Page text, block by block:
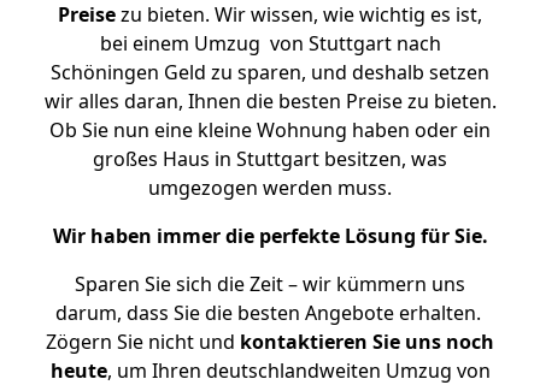
Preisezu bieten. Wir wissen, wie wichtig es ist,
bei einem Umzug von Stuttgart nach
Schöningen Geld zu sparen, und deshalb setzen
wir alles daran, Ihnen die besten Preise zu bieten.
Ob Sie nun eine kleine Wohnung haben oder ein
großes Haus in Stuttgart besitzen, was
umgezogen werden muss.
Wir haben immer die perfekte Lösung für Sie.
Sparen Sie sich die Zeit – wir kümmern uns
darum, dass Sie die besten Angebote erhalten.
Zögern Sie nicht und kontaktieren Sie uns noch
heute, um Ihren deutschlandweiten Umzug von